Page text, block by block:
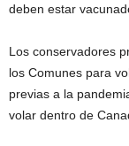
deben estar
Los conservadores
los Comunes para
previas a la
volar dentro de